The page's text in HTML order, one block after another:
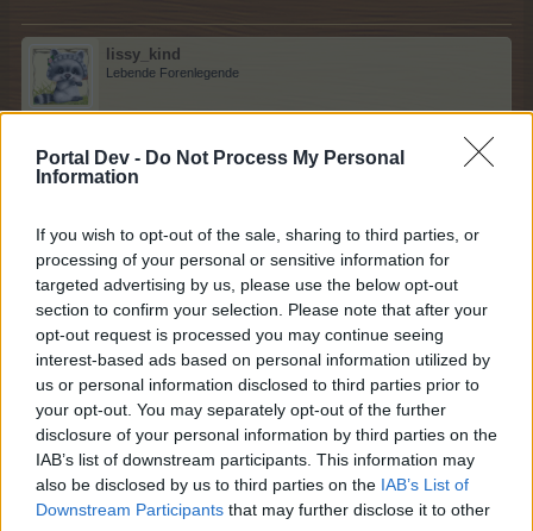
Portal Dev - Do Not Process My Personal
Information
If you wish to opt-out of the sale, sharing to third parties, or
processing of your personal or sensitive information for
targeted advertising by us, please use the below opt-out
section to confirm your selection. Please note that after your
opt-out request is processed you may continue seeing
interest-based ads based on personal information utilized by
us or personal information disclosed to third parties prior to
your opt-out. You may separately opt-out of the further
disclosure of your personal information by third parties on the
IAB’s list of downstream participants. This information may
also be disclosed by us to third parties on the IAB’s List of
Downstream Participants that may further disclose it to other
lissy_kind
Lebende Forenlegende
9 November 2025
sodaclub
Lebende Forenlegende
mut
n
9 November 2025
suschaundlissy_kind gefällt dies.